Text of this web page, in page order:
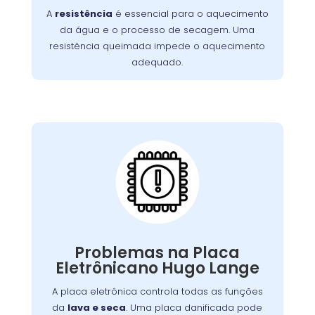
A resistência é essencial para o aquecimento
da água e o processo de secagem. Uma
resistência queimada impede o aquecimento
adequado.
incluem ciclos de lavagem mais longos e
roupas que saem frias da máquina
. É essencial
substituir a resistência queimada para
restaurar o desempenho da lavadora e
garantir uma limpeza eficaz.
Problemas na Placa
Eletrônicano Hugo Lange
A placa eletrônica controla todas as funções
da lava e seca. Uma placa danificada pode
Placa Eletrônica
Queimada:
placa eletrônica
é o cérebro da
, controlando todas as suas funções.
Quando queimada, a máquina pode
interrompidos, falha nos comandos ou não
ligar.
Causas comuns incluem picos de tensão e
feita por um técnico especializado para